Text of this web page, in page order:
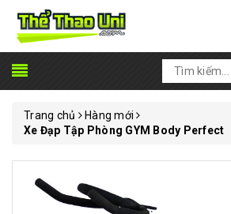
Trang chủ
Hàng mới
Xe Đạp Tập Phòng GYM Body Perfect